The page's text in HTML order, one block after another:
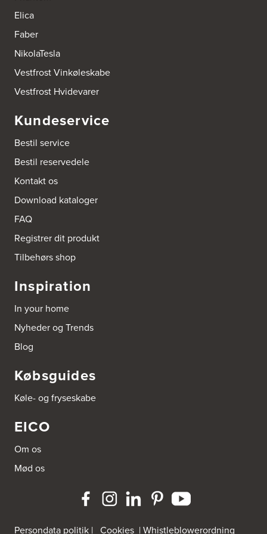
Elica
Faber
NikolaTesla
Vestfrost Vinkøleskabe
Vestfrost Hvidevarer
Kundeservice
Bestil service
Bestil reservedele
Kontakt os
Download kataloger
FAQ
Registrer dit produkt
Tilbehørs shop
Inspiration
In your home
Nyheder og Trends
Blog
Købsguides
Køle- og fryseskabe
EICO
Om os
Mød os
Persondata politik | Cookies |Whistleblowerordning